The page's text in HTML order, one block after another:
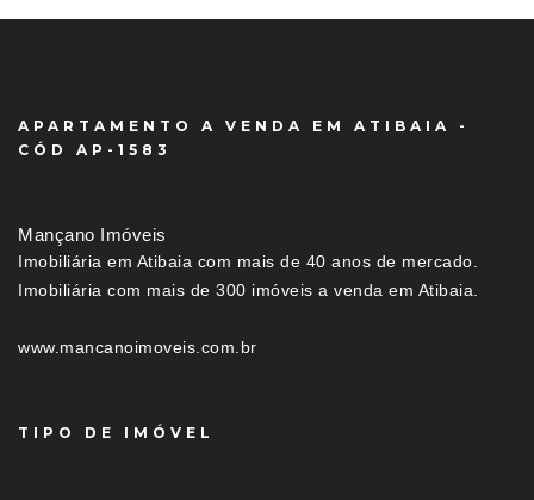
APARTAMENTO A VENDA EM ATIBAIA -
CÓD AP-1583
Mançano Imóveis
Imobiliária em Atibaia com mais de 40 anos de mercado.
Imobiliária com mais de 300 imóveis a venda em Atibaia.
www.mancanoimoveis.com.br
TIPO DE IMÓVEL